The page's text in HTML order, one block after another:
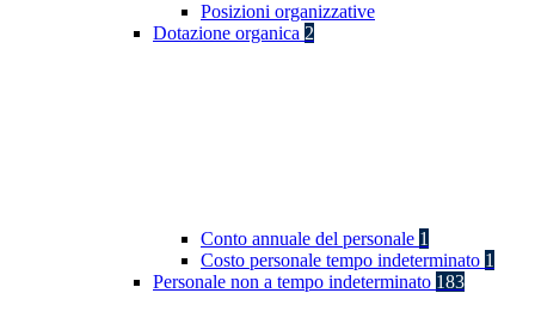
Posizioni organizzative
Dotazione organica 2
Conto annuale del personale 1
Costo personale tempo indeterminato 1
Personale non a tempo indeterminato 183